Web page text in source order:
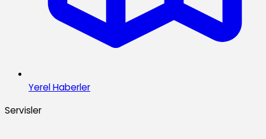
Yerel Haberler
Servisler